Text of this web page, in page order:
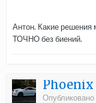
Антон. Какие решения
ТОЧНО без биений.
Phoenix
Опубликовано